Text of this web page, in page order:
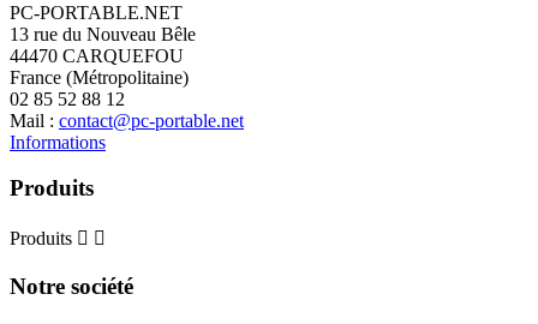
PC-PORTABLE.NET
13 rue du Nouveau Bêle
44470 CARQUEFOU
France (Métropolitaine)
02 85 52 88 12
Mail : contact@pc-portable.net
Informations
Produits
Produits  
Notre société